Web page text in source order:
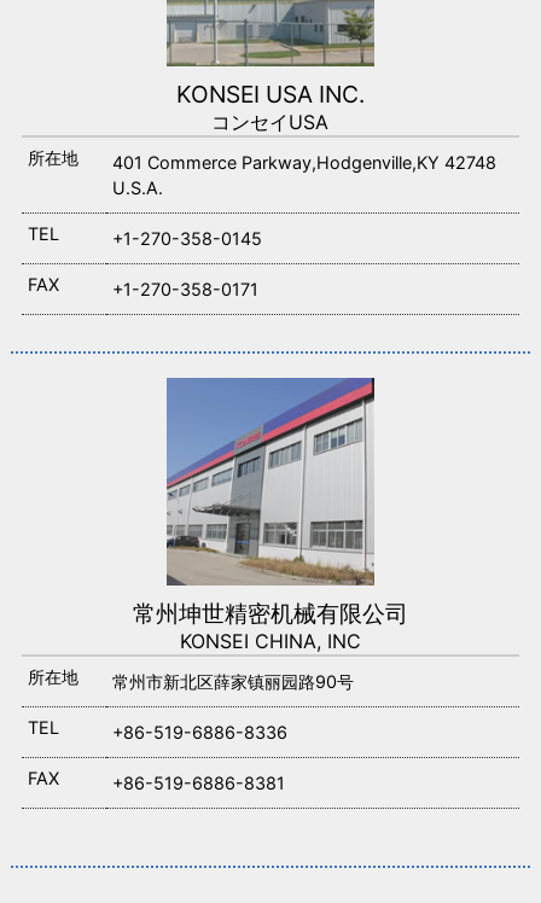
KONSEI USA INC.
コンセイUSA
所在地
401 Commerce Parkway,Hodgenville,KY 42748
U.S.A.
TEL +1-270-358-0145
FAX +1-270-358-0171
常州坤世精密机械有限公司
KONSEI CHINA, INC
所在地 常州市新北区薛家镇丽园路90号
TEL +86-519-6886-8336
FAX +86-519-6886-8381